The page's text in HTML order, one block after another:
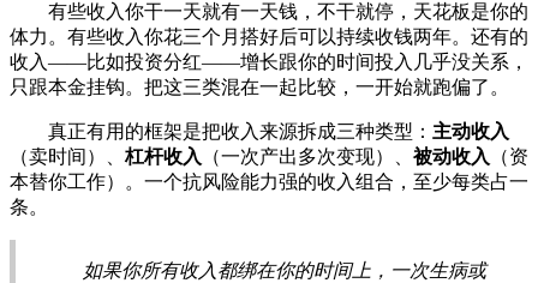
有些收入你干一天就有一天钱，不干就停，天花板是你的
体力。有些收入你花三个月搭好后可以持续收钱两年。还有的
收入——比如投资分红——增长跟你的时间投入几乎没关系，
只跟本金挂钩。把这三类混在一起比较，一开始就跑偏了。
真正有用的框架是把收入来源拆成三种类型： 主动收入
（卖时间）、 杠杆收入 （一次产出多次变现）、 被动收入
（资
本替你工作）。一个抗风险能力强的收入组合，至少每类占一
条。
如果你所有收入都绑在你的时间上，一次生病或